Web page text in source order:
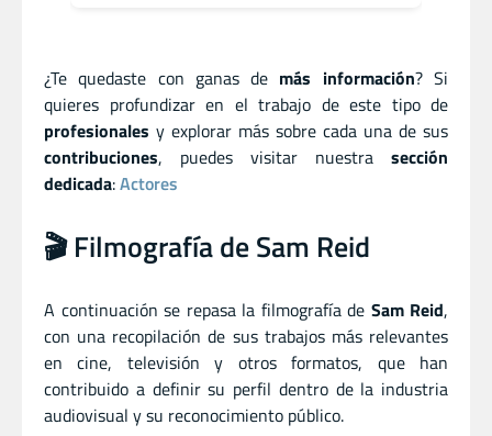
¿Te quedaste con ganas de más información? Si
quieres profundizar en el trabajo de este tipo de
profesionales y explorar más sobre cada una de sus
contribuciones, puedes visitar nuestra sección
dedicada:Actores
🎬 Filmografía de Sam Reid
A continuación se repasa la filmografía de Sam Reid,
con una recopilación de sus trabajos más relevantes
en cine, televisión y otros formatos, que han
contribuido a definir su perfil dentro de la industria
audiovisual y su reconocimiento público.